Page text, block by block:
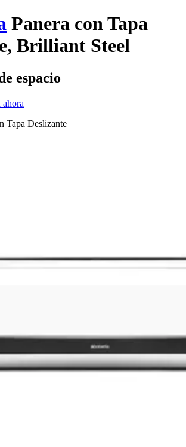
Panera con Tapa
Brilliant Steel
espacio
ahora
Tapa Deslizante